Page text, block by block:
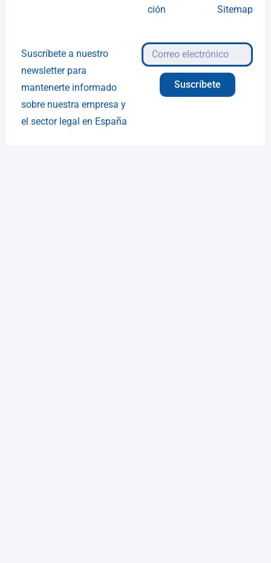
ción
Sitemap
Suscríbete a nuestro
newsletter para
mantenerte informado
sobre nuestra empresa y
el sector legal en España
Suscríbete